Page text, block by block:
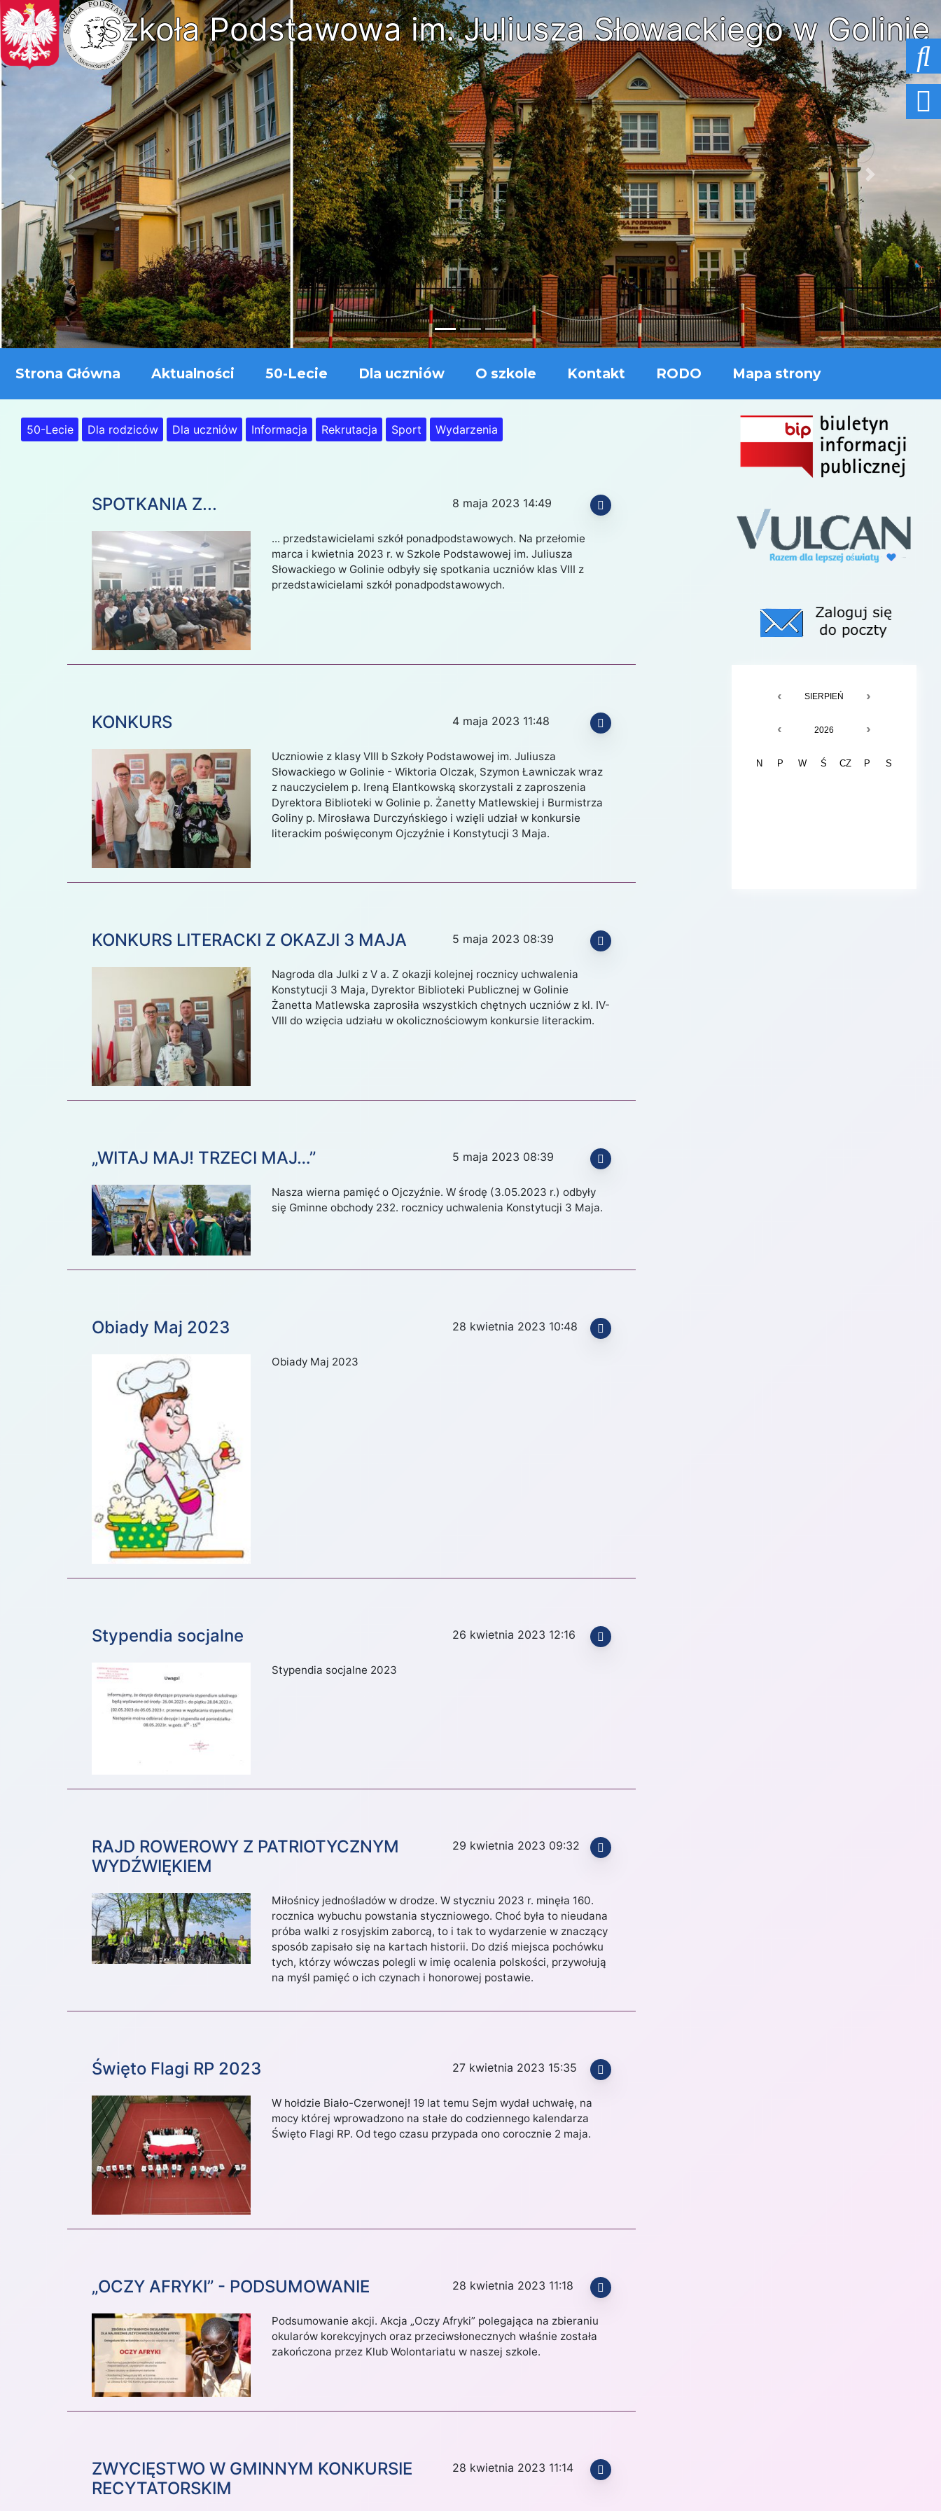
Szkoła Podstawowa im. Juliusza Słowackiego w Golinie
Previous Next
Strona Główna Aktualności 50-Lecie Dla uczniów O szkole Kontakt RODO Mapa strony
50-Lecie Dla rodziców Dla uczniów Informacja Rekrutacja Sport Wydarzenia
SPOTKANIA Z... 8 maja 2023 14:49
... przedstawicielami szkół ponadpodstawowych. Na przełomie
marca i kwietnia 2023 r. w Szkole Podstawowej im. Juliusza
Słowackiego w Golinie odbyły się spotkania uczniów klas VIII z
przedstawicielami szkół ponadpodstawowych.
KONKURS 4 maja 2023 11:48
Uczniowie z klasy VIII b Szkoły Podstawowej im. Juliusza
Słowackiego w Golinie - Wiktoria Olczak, Szymon Ławniczak wraz
z nauczycielem p. Ireną Elantkowską skorzystali z zaproszenia
Dyrektora Biblioteki w Golinie p. Żanetty Matlewskiej i Burmistrza
Goliny p. Mirosława Durczyńskiego i wzięli udział w konkursie
literackim poświęconym Ojczyźnie i Konstytucji 3 Maja.
KONKURS LITERACKI Z OKAZJI 3 MAJA 5 maja 2023 08:39
Nagroda dla Julki z V a. Z okazji kolejnej rocznicy uchwalenia
Konstytucji 3 Maja, Dyrektor Biblioteki Publicznej w Golinie
Żanetta Matlewska zaprosiła wszystkich chętnych uczniów z kl. IV-
VIII do wzięcia udziału w okolicznościowym konkursie literackim.
„WITAJ MAJ! TRZECI MAJ…” 5 maja 2023 08:39
Nasza wierna pamięć o Ojczyźnie. W środę (3.05.2023 r.) odbyły
się Gminne obchody 232. rocznicy uchwalenia Konstytucji 3 Maja.
Obiady Maj 2023 28 kwietnia 2023 10:48
Obiady Maj 2023
Stypendia socjalne 26 kwietnia 2023 12:16
Stypendia socjalne 2023
RAJD ROWEROWY Z PATRIOTYCZNYM
WYDŹWIĘKIEM
29 kwietnia 2023 09:32
Miłośnicy jednośladów w drodze. W styczniu 2023 r. minęła 160.
rocznica wybuchu powstania styczniowego. Choć była to nieudana
próba walki z rosyjskim zaborcą, to i tak to wydarzenie w znaczący
sposób zapisało się na kartach historii. Do dziś miejsca pochówku
tych, którzy wówczas polegli w imię ocalenia polskości, przywołują
na myśl pamięć o ich czynach i honorowej postawie.
Święto Flagi RP 2023 27 kwietnia 2023 15:35
W hołdzie Biało-Czerwonej! 19 lat temu Sejm wydał uchwałę, na
mocy której wprowadzono na stałe do codziennego kalendarza
Święto Flagi RP. Od tego czasu przypada ono corocznie 2 maja.
„OCZY AFRYKI” - PODSUMOWANIE 28 kwietnia 2023 11:18
Podsumowanie akcji. Akcja „Oczy Afryki” polegająca na zbieraniu
okularów korekcyjnych oraz przeciwsłonecznych właśnie została
zakończona przez Klub Wolontariatu w naszej szkole.
ZWYCIĘSTWO W GMINNYM KONKURSIE
RECYTATORSKIM
28 kwietnia 2023 11:14
‹ ›
SIERPIEŃ
‹ ›
2023 2026
N P W Ś CZ P S